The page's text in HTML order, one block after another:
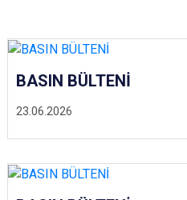
23.06.2026
BASIN BÜLTENİ